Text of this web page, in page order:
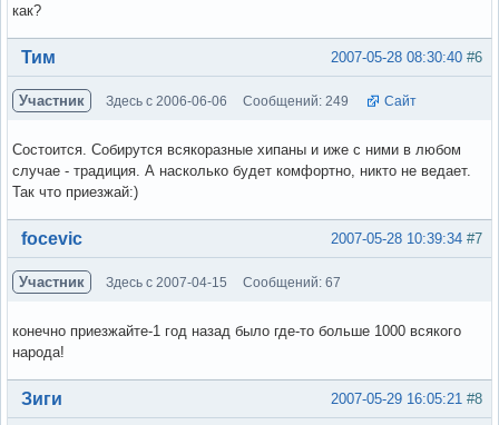
как?
Вне форума #6
2007-05-28 08:30:40
Тим
Участник Здесь с 2006-06-06 Сообщений: 249 Сайт
Состоится. Собирутся всякоразные хипаны и иже с ними в любом
случае - традиция. А насколько будет комфортно, никто не ведает.
Так что приезжай:)
Вне форума #7
2007-05-28 10:39:34
focevic
Участник Здесь с 2007-04-15 Сообщений: 67
конечно приезжайте-1 год назад было где-то больше 1000 всякого
народа!
Вне форума #8
2007-05-29 16:05:21
Зиги